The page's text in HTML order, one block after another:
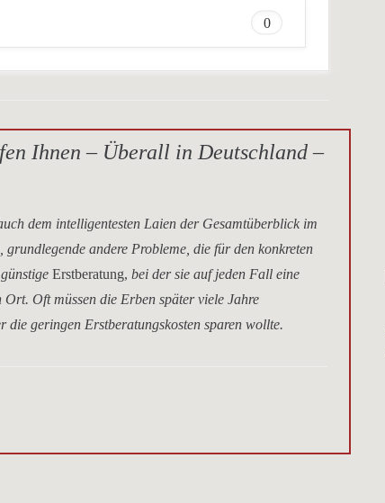
0
Ihnen – Überall in Deutschland –
dem intelligentesten Laien der Gesamtüberblick im
andere Probleme, die für den konkreten
günstige Erstberatung, bei der sie auf jeden Fall eine
Oft müssen die Erben später viele Jahre
die geringen Erstberatungskosten sparen wollte.